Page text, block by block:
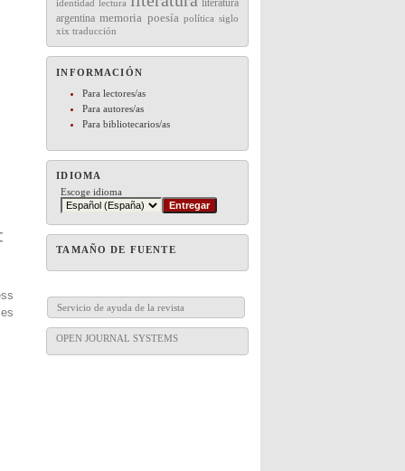
identidad lectura
literatura
argentina memoria poesía política siglo
xix traducción
INFORMACIÓN
Para lectores/as
Para autores/as
Para bibliotecarios/as
IDIOMA
Escoge idioma
TAMAÑO DE FUENTE
Servicio de ayuda de la revista
OPEN JOURNAL SYSTEMS